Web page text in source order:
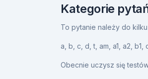
Kategorie
To pytanie należy do
a, b, c, d,t, am, a1, a2, b1,
Obecnie uczysz się